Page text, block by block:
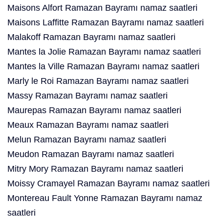
Maisons Alfort Ramazan Bayramı namaz saatleri
Maisons Laffitte Ramazan Bayramı namaz saatleri
Malakoff Ramazan Bayramı namaz saatleri
Mantes la Jolie Ramazan Bayramı namaz saatleri
Mantes la Ville Ramazan Bayramı namaz saatleri
Marly le Roi Ramazan Bayramı namaz saatleri
Massy Ramazan Bayramı namaz saatleri
Maurepas Ramazan Bayramı namaz saatleri
Meaux Ramazan Bayramı namaz saatleri
Melun Ramazan Bayramı namaz saatleri
Meudon Ramazan Bayramı namaz saatleri
Mitry Mory Ramazan Bayramı namaz saatleri
Moissy Cramayel Ramazan Bayramı namaz saatleri
Montereau Fault Yonne Ramazan Bayramı namaz
saatleri